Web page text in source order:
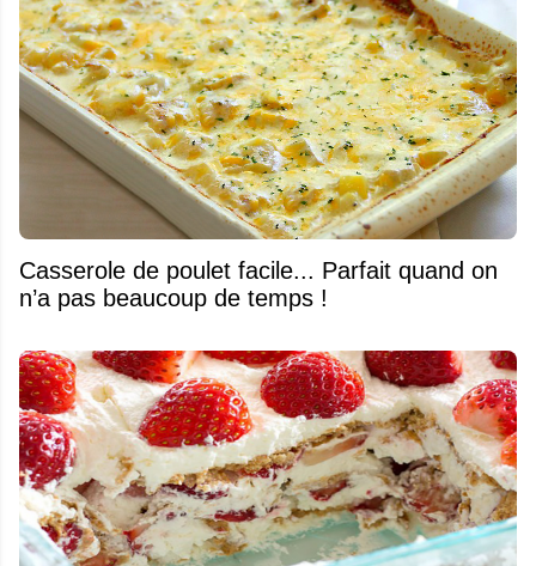
Casserole de poulet facile... Parfait quand on
n’a pas beaucoup de temps !